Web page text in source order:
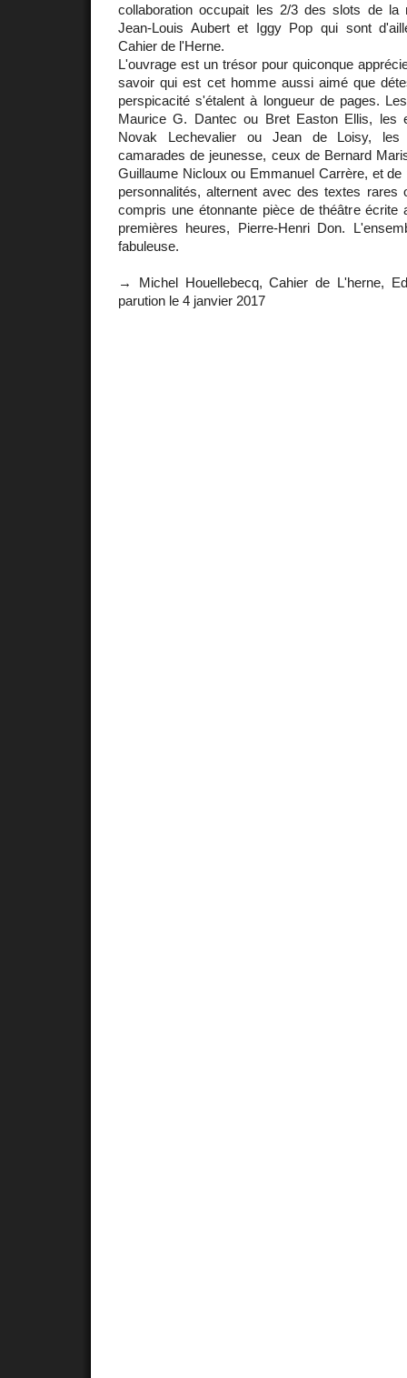
collaboration occupait les 2/3 des slots de la
Jean-Louis Aubert et Iggy Pop qui sont
Cahier de l'Herne.
L'ouvrage est un trésor pour quiconque
savoir qui est cet homme aussi aimé que
perspicacité s'étalent à longueur de pages.
Maurice G. Dantec ou Bret Easton Ellis, les
Novak Lechevalier ou Jean de Loisy, les
camarades de jeunesse, ceux de Bernard
Guillaume Nicloux ou Emmanuel Carrère, et
personnalités, alternent avec des textes rares
compris une étonnante pièce de théâtre écrite
premières heures, Pierre-Henri Don.
fabuleuse.
→ Michel Houellebecq, Cahier de L'herne,
parution le 4 janvier 2017